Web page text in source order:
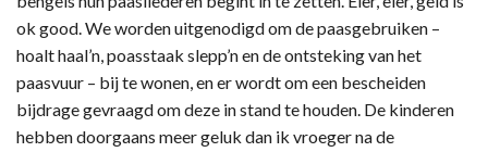
ok good. We worden uitgenodigd om de paasgebruiken –
hoalt haal’n, poasstaak slepp’n en de ontsteking van het
paasvuur – bij te wonen, en er wordt om een bescheiden
bijdrage gevraagd om deze in stand te houden. De kinderen
hebben doorgaans meer geluk dan ik vroeger na de